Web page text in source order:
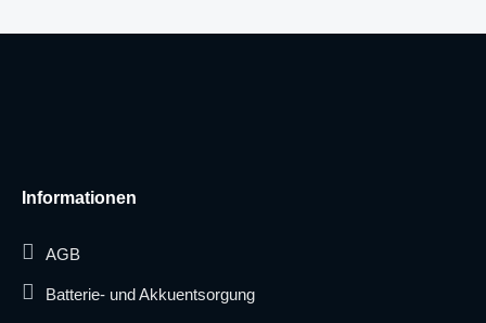
Informationen
AGB
Batterie- und Akkuentsorgung